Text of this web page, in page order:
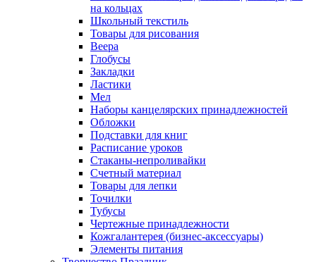
на кольцах
Школьный текстиль
Товары для рисования
Веера
Глобусы
Закладки
Ластики
Мел
Наборы канцелярских принадлежностей
Обложки
Подставки для книг
Расписание уроков
Стаканы-непроливайки
Счетный материал
Товары для лепки
Точилки
Тубусы
Чертежные принадлежности
Кожгалантерея (бизнес-аксессуары)
Элементы питания